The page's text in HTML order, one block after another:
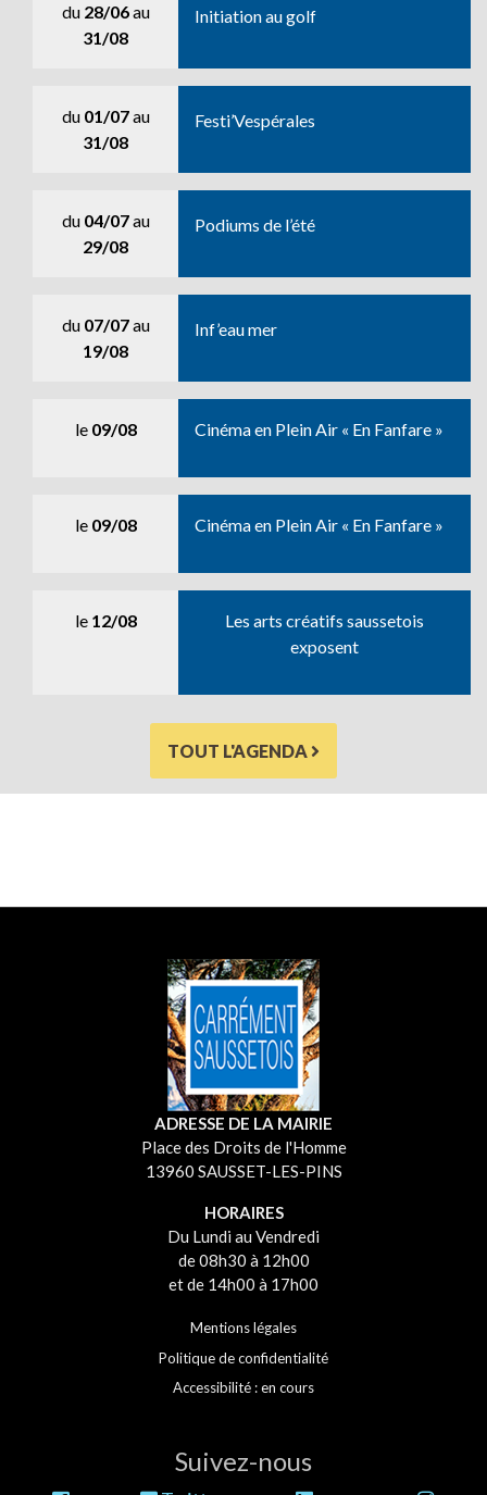
du 28/06au
31/08
Initiation au golf
du 01/07au
31/08
Festi’Vespérales
du 04/07au
29/08
Podiums de l’été
du 07/07au
19/08
Inf’eau mer
le 09/08 Cinéma en Plein Air « En Fanfare »
le 09/08 Cinéma en Plein Air « En Fanfare »
le 12/08
Les arts créatifs saussetois
exposent
TOUT L'AGENDA
ADRESSE DE LA MAIRIE
Place des Droits de l'Homme
13960 SAUSSET-LES-PINS
HORAIRES
Du Lundi au Vendredi
de 08h30 à 12h00
et de 14h00 à 17h00
Mentions légales
Politique de confidentialité
Accessibilité : en cours
Suivez-nous